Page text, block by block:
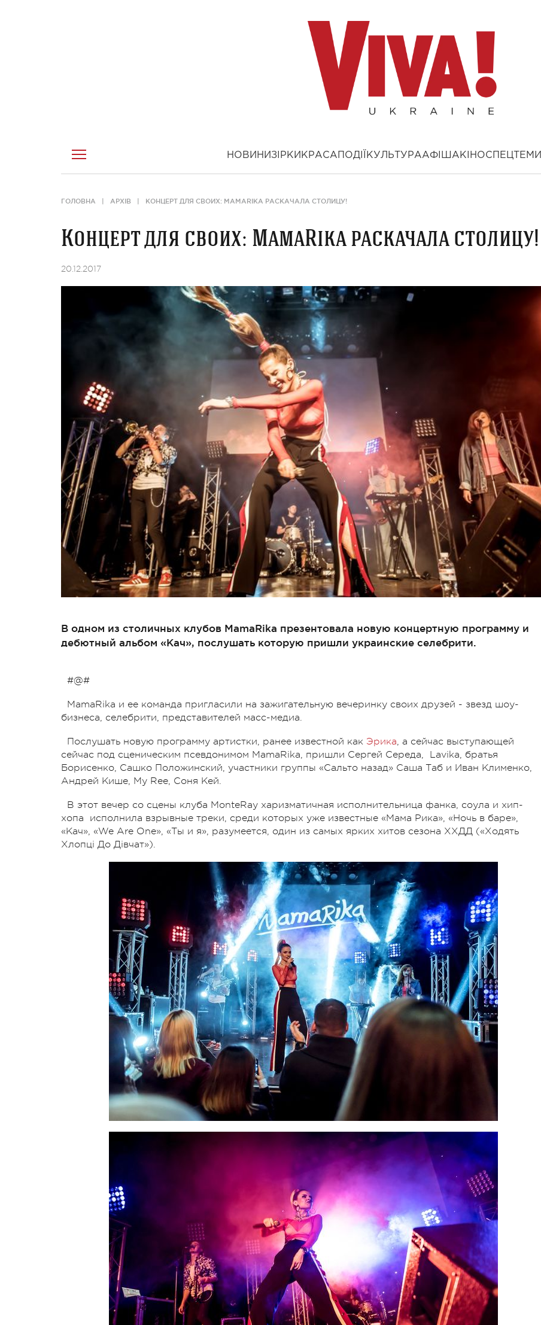
НОВИНИ ЗІРКИ КРАСА ПОДІЇ КУЛЬТУРААФІША КІНОСПЕЦТЕМИ
ГОЛОВНА АРХІВ КОНЦЕРТ ДЛЯ СВОИХ: MAMARIKA РАСКАЧАЛА СТОЛИЦУ!
Концерт для своих: MamaRika раскачала столицу!
20.12.2017
В одном из столичных клубов MamaRika презентовала новую концертную программу и
дебютный альбом «Кач», послушать которую пришли украинские селебрити.
#@#
MamaRika и ее команда пригласили на зажигательную вечеринку своих друзей - звезд шоу-
бизнеса, селебрити, представителей масс-медиа.
Послушать новую программу артистки, ранее известной как Эрика, а сейчас выступающей
сейчас под сценическим псевдонимом MamaRika, пришли Сергей Середа, Lavika, братья
Борисенко, Сашко Положинский, участники группы «Сальто назад» Саша Таб и Иван Клименко,
Андрей Кише, My Ree, Соня Кей.
В этот вечер со сцены клуба MonteRay харизматичная исполнительница фанка, соула и хип-
хопа исполнила взрывные треки, среди которых уже известные «Мама Рика», «Ночь в баре»,
«Кач», «We Are One», «Ты и я», разумеется, один из самых ярких хитов сезона ХХДД («Ходять
Хлопці До Дівчат»).